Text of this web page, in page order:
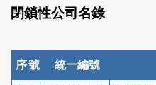
閉鎖性公司名錄
序號 統一編號